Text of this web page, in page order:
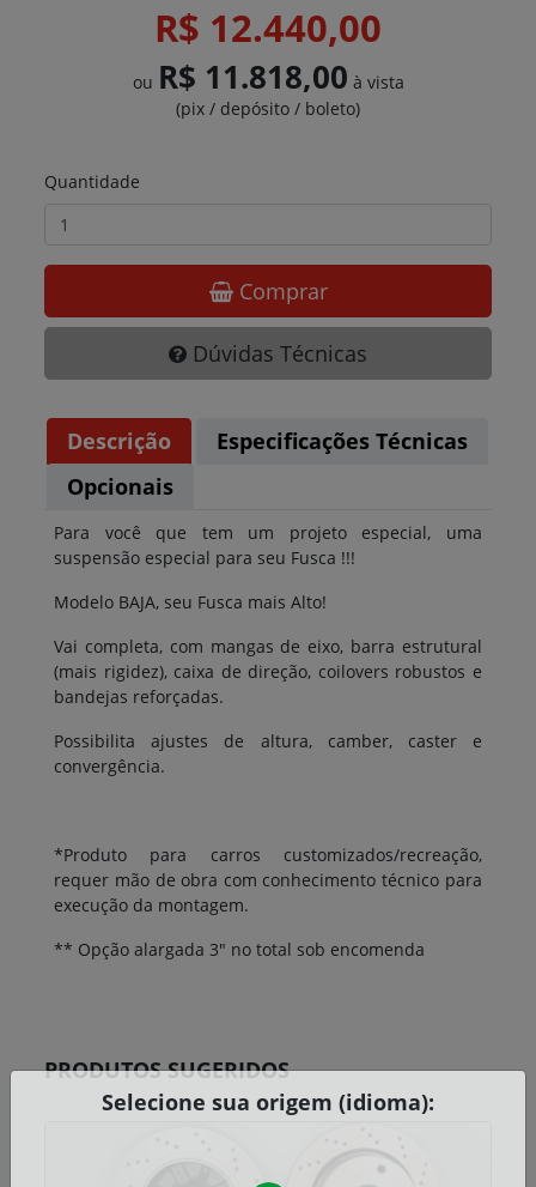
R$ 12.440,00
ou R$ 11.818,00 à vista
(pix / depósito / boleto)
Quantidade
Comprar
Dúvidas Técnicas
Descrição
Especificações Técnicas
Opcionais
Para você que tem um projeto especial, uma
suspensão especial para seu Fusca !!!
Modelo BAJA, seu Fusca mais Alto!
Vai completa, com mangas de eixo, barra estrutural
(mais rigidez), caixa de direção, coilovers robustos e
bandejas reforçadas.
Possibilita ajustes de altura, camber, caster e
convergência.
*Produto para carros customizados/recreação,
requer mão de obra com conhecimento técnico para
execução da montagem.
** Opção alargada 3" no total sob encomenda
PRODUTOS SUGERIDOS
Selecione sua origem (idioma):